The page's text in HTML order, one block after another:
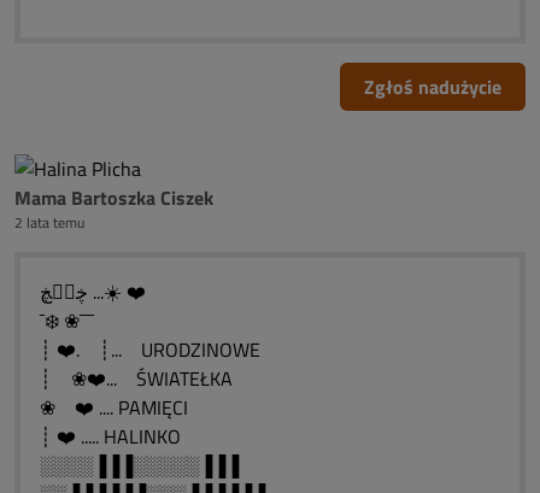
Zgłoś nadużycie
Mama Bartoszka Ciszek
2 lata temu
ڿڰۣڿ ...☀️ ❤️
¯❄️ ❀¯¯¯
┊ ❤️. ┊... URODZINOWE
┊ ❀❤️... ŚWIATEŁKA
❀ ❤️ .... PAMIĘCI
┊ ❤️ ..... HALINKO
░░░░▐▐▐░░░░░▐▐▐